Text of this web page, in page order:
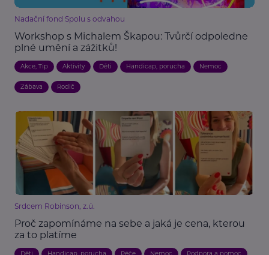
Nadační fond Spolu s odvahou
Workshop s Michalem Škapou: Tvůrčí odpoledne
plné umění a zážitků!
Akce, Tip Aktivity Děti Handicap, porucha Nemoc
Zábava Rodič
Srdcem Robinson, z.ú.
Proč zapomínáme na sebe a jaká je cena, kterou
za to platíme